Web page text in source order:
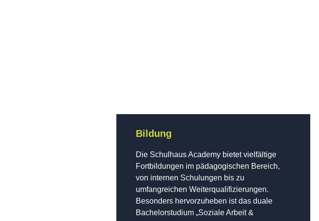
Bildung
Die Schulhaus Academy bietet vielfältige
Fortbildungen im pädagogischen Bereich,
von internen Schulungen bis zu
umfangreichen Weiterqualifizierungen.
Besonders hervorzuheben ist das duale
Bachelorstudium „Soziale Arbeit &